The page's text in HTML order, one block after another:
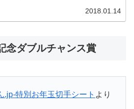
2018.01.14
念ダブルチャンス賞
.jp-特別お年玉切手シート より